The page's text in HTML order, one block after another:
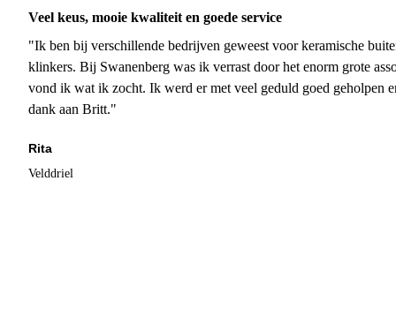
Veel keus, mooie kwaliteit en goede service
"Ik ben bij verschillende bedrijven geweest voor keramische
klinkers. Bij Swanenberg was ik verrast door het enorm grote
vond ik wat ik zocht. Ik werd er met veel geduld goed geholpen
dank aan Britt."
Rita
Velddriel